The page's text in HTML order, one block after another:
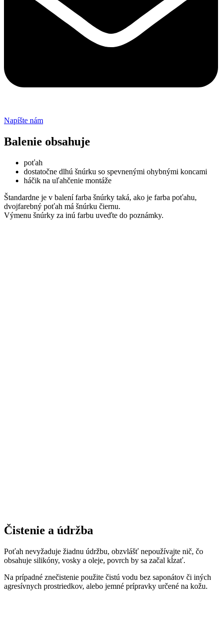
Napíšte nám
Balenie obsahuje
poťah
dostatočne dlhú šnúrku so spevnenými ohybnými koncami
háčik na uľahčenie montáže
Štandardne je v balení farba šnúrky taká, ako je farba poťahu,
dvojfarebný poťah má šnúrku čiernu.
Výmenu šnúrky za inú farbu uveďte do poznámky.
Čistenie a údržba
Poťah nevyžaduje žiadnu údržbu, obzvlášť nepoužívajte nič, čo
obsahuje silikóny, vosky a oleje, povrch by sa začal kĺzať.
Na prípadné znečistenie použite čistú vodu bez saponátov či iných
agresívnych prostriedkov, alebo jemné prípravky určené na kožu.